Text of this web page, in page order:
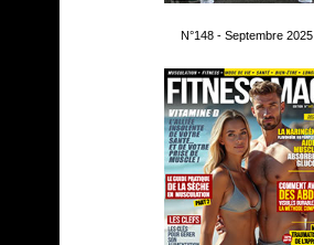
N°148 - Septembre 2025